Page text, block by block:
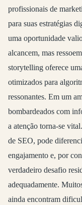
profissionais de
para suas estratégias
uma oportunidade
alcancem, mas
storytelling oferece
otimizados para
ressonantes. Em um
bombardeados com
a atenção torna-se
de SEO, pode
engajamento e, por
verdadeiro desafio
adequadamente.
ainda encontram